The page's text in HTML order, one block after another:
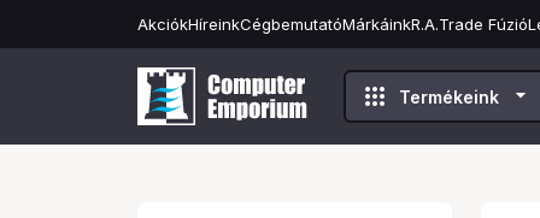
AkciókHíreinkCégbemutatóMárkáinkR.A.Trade Fúzió
apps Termékeink arrow_drop_down